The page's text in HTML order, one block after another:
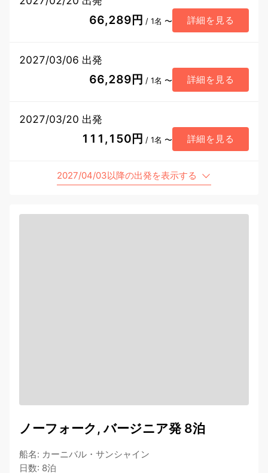
66,289円 / 1名 〜 詳細を見る
2027/03/06 出発
66,289円 / 1名 〜 詳細を見る
2027/03/20 出発
111,150円 / 1名 〜 詳細を見る
2027/04/03以降の出発を表示する
ノーフォーク, バージニア発 8泊
船名: カーニバル・サンシャイン
日数: 8泊